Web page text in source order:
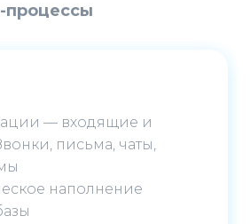
процессы
— входящие и
письма, чаты,
наполнение